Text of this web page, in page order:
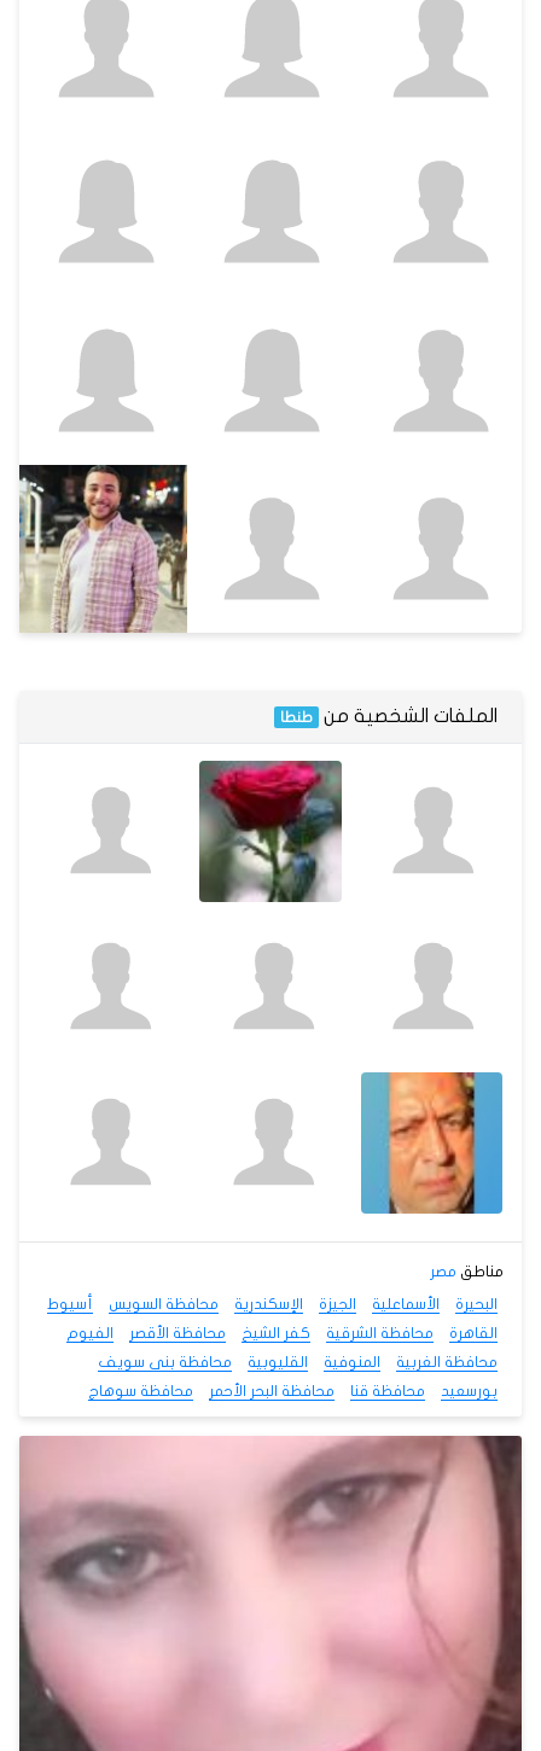
الملفات الشخصية من طنطا
مناطق مصر
البحيرة
الأسماعلية الجيزة الإسكندرية محافظة السويس
أسيوط
القاهرة
محافظة الشرقية كفر الشيخ محافظة الأقصر
الفيوم
محافظة الغربية
المنوفية القليوبية
محافظة بنى سويف
بورسعيد
محافظة قنا محافظة البحر الأحمر محافظة سوهاج